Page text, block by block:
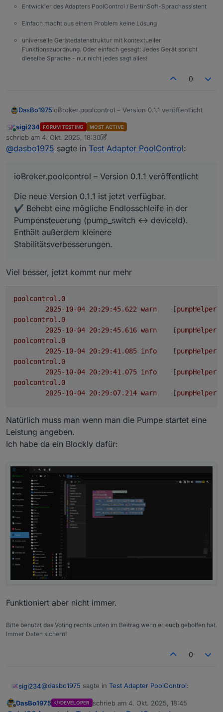
Hallo Siggi,
Ich glaube ich habe den Grund für die
fehlende Außentemperatur gefunden. Es
wird am HM-Sensor liegen. Der übermittelt
Dadurch erscheint kein Wert om PoolControl
übernommen wird.
Entwickler des Adapters PoolControl / BertinSoft-Sprachassistent
Einfach macht aus einem Problem keine Lösung
universelle Gerätedatenstruktur mit kontextueller
Funktionszuordnung. Oder einfach gesagt: Jedes Gerät spricht
dieselbe Sprache - nur nicht jedes sagt alles!
0
DasBo1975ioBroker.poolcontrol – Version 0.1.1 veröffentlicht
Die neue Version 0.1.1 ist jetzt verfügbar.
✔️ Behebt eine mögliche Endlosschleife in der
Pumpensteuerung (pump_switch ↔ deviceId).
Online
sigi234 FORUM TESTING MOST ACTIVE
schrieb am 4. Okt. 2025, 18:30
zuletzt editiert von sigi23410. Apr. 2025, 20:32
@dasbo1975 sagte in Test Adapter PoolControl:
ioBroker.poolcontrol – Version 0.1.1 veröffentlicht
Die neue Version 0.1.1 ist jetzt verfügbar.
✔️ Behebt eine mögliche Endlosschleife in der
Pumpensteuerung (pump_switch ↔ deviceId).
Enthält außerdem kleinere
Stabilitätsverbesserungen.
Viel besser, jetzt kommt nur mehr
poolcontrol.0
warn
	[
pumpHelper
poolcontrol.0
warn
	[
pumpHelper
poolcontrol.0
info
	[
pumpHelper
poolcontrol.0
info
	[
pumpHelper
poolcontrol.0
warn
	[
pumpHelper
Natürlich muss man wenn man die Pumpe startet eine
Leistung angeben.
Ich habe da ein Blockly dafür:
Funktioniert aber nicht immer.
Bitte benutzt das Voting rechts unten im Beitrag wenn er euch geholfen hat.
Immer Daten sichern!
0
sigi234@dasbo1975 sagte in Test Adapter PoolControl:
Offline
DasBo1975 DEVELOPER schrieb am 4. Okt. 2025, 18:45
zuletzt editiert von